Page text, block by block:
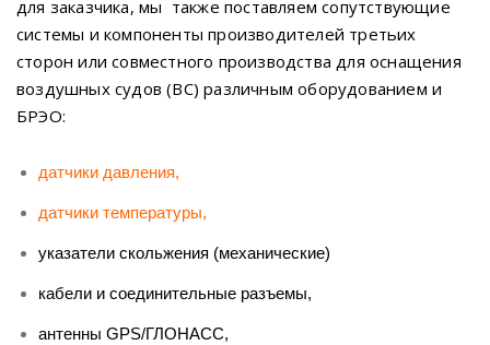
для заказчика, мы также поставляем сопутствующие
системы и компоненты производителей третьих
сторон или совместного производства для оснащения
воздушных судов (ВС) различным оборудованием и
БРЭО:
датчики давления,
датчики температуры,
указатели скольжения (механические)
кабели и соединительные разъемы,
антенны GPS/ГЛОНАСС,